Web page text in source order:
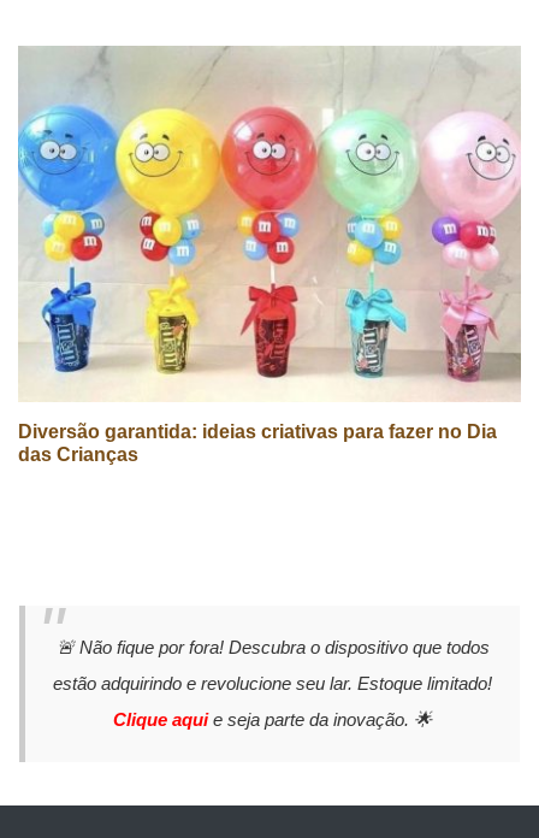
Diversão garantida: ideias criativas para fazer no Dia
das Crianças
🚨 Não fique por fora! Descubra o dispositivo que todos
estão adquirindo e revolucione seu lar. Estoque limitado!
Clique aquie seja parte da inovação. 🌟